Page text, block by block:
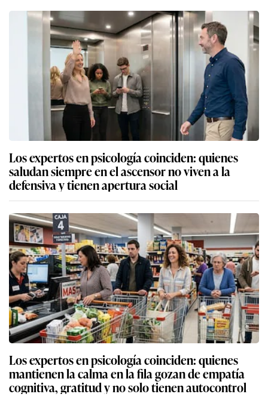
Los expertos en psicología coinciden: quienes
saludan siempre en el ascensor no viven a la
defensiva y tienen apertura social
Los expertos en psicología coinciden: quienes
mantienen la calma en la fila gozan de empatía
cognitiva, gratitud y no solo tienen autocontrol